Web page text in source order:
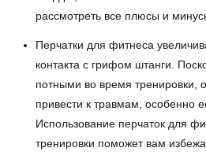
рассмотреть все плюсы и
Перчатки для фитнеса
контакта с грифом штанги.
потными во время тренировки,
привести к травмам, особенно
Использование перчаток для
тренировки поможет вам